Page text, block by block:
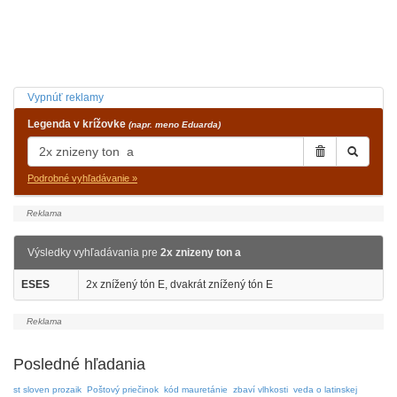
Vypnúť reklamy
Legenda v krížovke (napr. meno Eduarda)
Podrobné vyhľadávanie »
Výsledky vyhľadávania pre 2x znizeny ton a
ESES 2x znížený tón E, dvakrát znížený tón E
Posledné hľadania
st sloven prozaik Poštový priečinok kód mauretánie zbaví vlhkosti veda o latinskej